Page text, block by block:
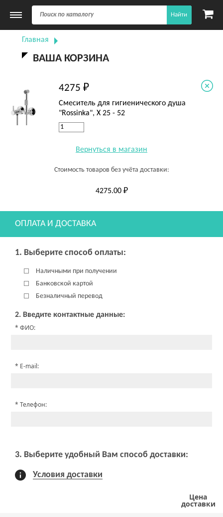
Найти
Главная
ВАША КОРЗИНА
Смеситель для гигиенического душа
"Rossinka", X 25 - 52
4275 ₽
Вернуться в магазин
Стоимость товаров без учёта доставки:
4275.00 ₽
ОПЛАТА И ДОСТАВКА
1. Выберите способ оплаты:
Наличными при получении
Банковской картой
Безналичный перевод
2. Введите контактные данные:
ФИО:
E-mail:
Телефон:
3. Выберите удобный Вам способ доставки:
Условия доставки
Цена
доставки